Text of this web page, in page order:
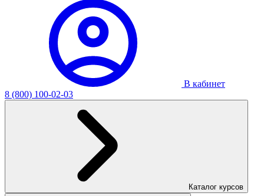
В кабинет
8 (800) 100-02-03
Каталог курсов